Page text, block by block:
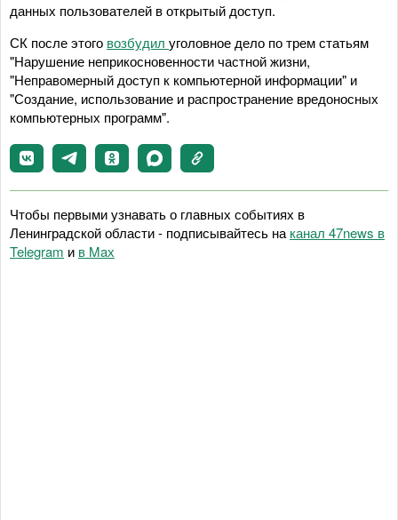
данных пользователей в открытый доступ.
СК после этого возбудил уголовное дело по трем статьям
"Нарушение неприкосновенности частной жизни,
"Неправомерный доступ к компьютерной информации" и
"Создание, использование и распространение вредоносных
компьютерных программ".
Чтобы первыми узнавать о главных событиях в
Ленинградской области - подписывайтесь на канал 47news в
Telegram и в Maх